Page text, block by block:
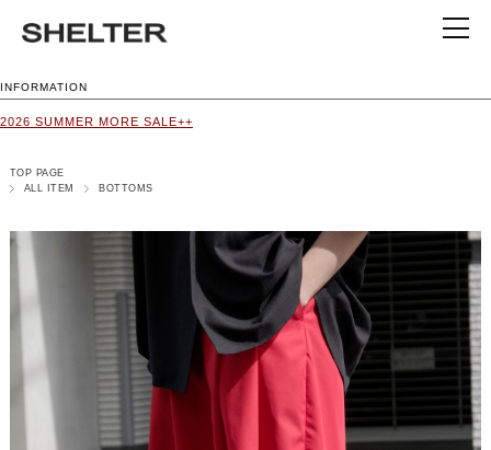
INFORMATION
2026 SUMMER MORE SALE++
TOP PAGE
ALL ITEM
BOTTOMS